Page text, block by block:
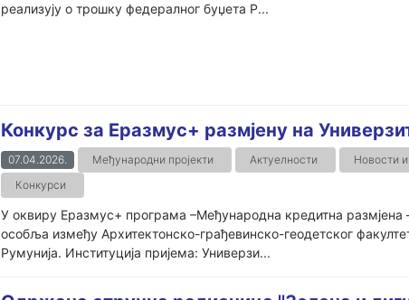
реализују о трошку федералног буџета Р...
Конкурс за Еразмус+ размјену на
07.04.2026. Међународни пројекти Актуелности Новости
Конкурси
У оквиру Еразмус+ програма –Међународна кредитна размјена
особља између Архитектонско-грађевинско-геодетског
Румунија. Институција пријема: Универзи...